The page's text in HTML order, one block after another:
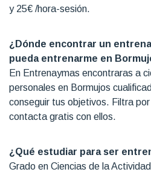
y 25€ /hora-sesión.
¿Dónde encontrar un
pueda entrenarme en
En Entrenaymas encontraras a
personales en Bormujos
conseguir tus objetivos. Filtra
contacta gratis con ellos.
¿Qué estudiar para ser
Grado en Ciencias de la